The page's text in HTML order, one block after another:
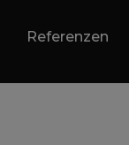
Referenzen